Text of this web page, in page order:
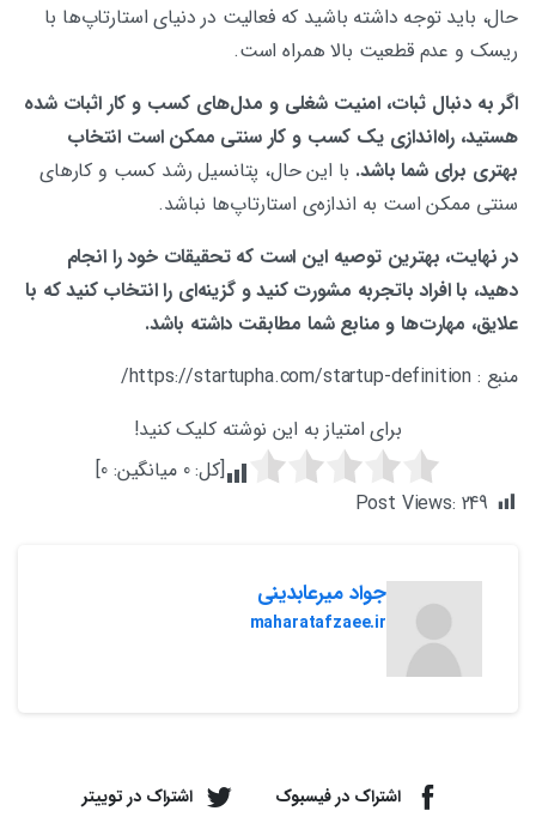
حال، باید توجه داشته باشید که فعالیت در دنیای استارتاپ‌ها با
ریسک و عدم قطعیت بالا همراه است.
اگر به دنبال ثبات، امنیت شغلی و مدل‌های کسب و کار اثبات شده
هستید، راه‌اندازی یک کسب و کار سنتی ممکن است انتخاب
بهتری برای شما باشد. با این حال، پتانسیل رشد کسب و کارهای
سنتی ممکن است به اندازه‌ی استارتاپ‌ها نباشد.
در نهایت، بهترین توصیه این است که تحقیقات خود را انجام
دهید، با افراد باتجربه مشورت کنید و گزینه‌ای را انتخاب کنید که با
علایق، مهارت‌ها و منابع شما مطابقت داشته باشد.
منبع : https://startupha.com/startup-definition/
برای امتیاز به این نوشته کلیک کنید!
[کل:0 میانگین: 0
]
Post Views: 249
جواد میرعابدینی
maharatafzaee.ir
اشتراک در فیسبوک اشتراک در توییتر